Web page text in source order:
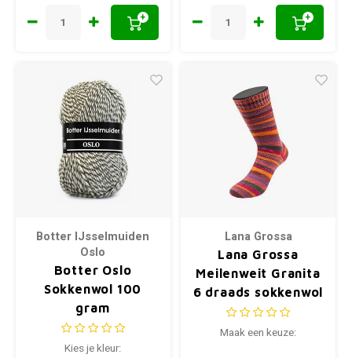
+ +
Botter IJsselmuiden
Oslo
Botter Oslo
Sokkenwol 100
gram
Kies je kleur:
Lana Grossa
Lana Grossa
Meilenweit Granita
6 draads sokkenwol
Maak een keuze: